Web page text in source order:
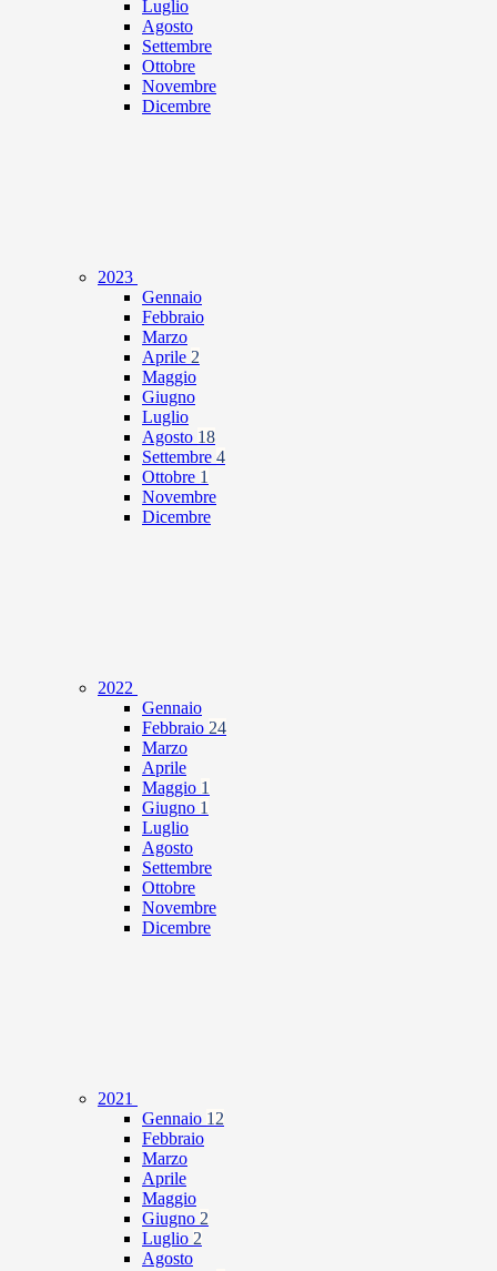
Luglio
Agosto
Settembre
Ottobre
Novembre
Dicembre
2023
Gennaio
Febbraio
Marzo
Aprile 2
Maggio
Giugno
Luglio
Agosto 18
Settembre 4
Ottobre 1
Novembre
Dicembre
2022
Gennaio
Febbraio 24
Marzo
Aprile
Maggio 1
Giugno 1
Luglio
Agosto
Settembre
Ottobre
Novembre
Dicembre
2021
Gennaio 12
Febbraio
Marzo
Aprile
Maggio
Giugno 2
Luglio 2
Agosto